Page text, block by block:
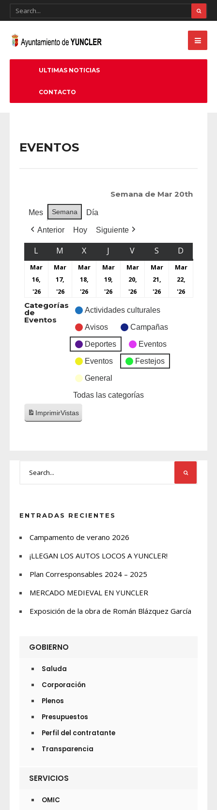
ULTIMAS NOTICIAS
CONTACTO
EVENTOS
Semana de Mar 20th
Mes Semana Día
Anterior Hoy Siguiente
L M X J V S D
Mar
16,
'26
Mar
17,
'26
Mar
18,
'26
Mar
19,
'26
Mar
20,
'26
Mar
21,
'26
Mar
22,
'26
Categorías
de
Eventos
Actividades culturales
Avisos Campañas
Deportes Eventos
Eventos Festejos
General
Todas las categorías
ImprimirVistas
ENTRADAS RECIENTES
Campamento de verano 2026
¡LLEGAN LOS AUTOS LOCOS A YUNCLER!
Plan Corresponsables 2024 – 2025
MERCADO MEDIEVAL EN YUNCLER
Exposición de la obra de Román Blázquez García
GOBIERNO
Saluda
Corporación
Plenos
Presupuestos
Perfil del contratante
Transparencia
SERVICIOS
OMIC